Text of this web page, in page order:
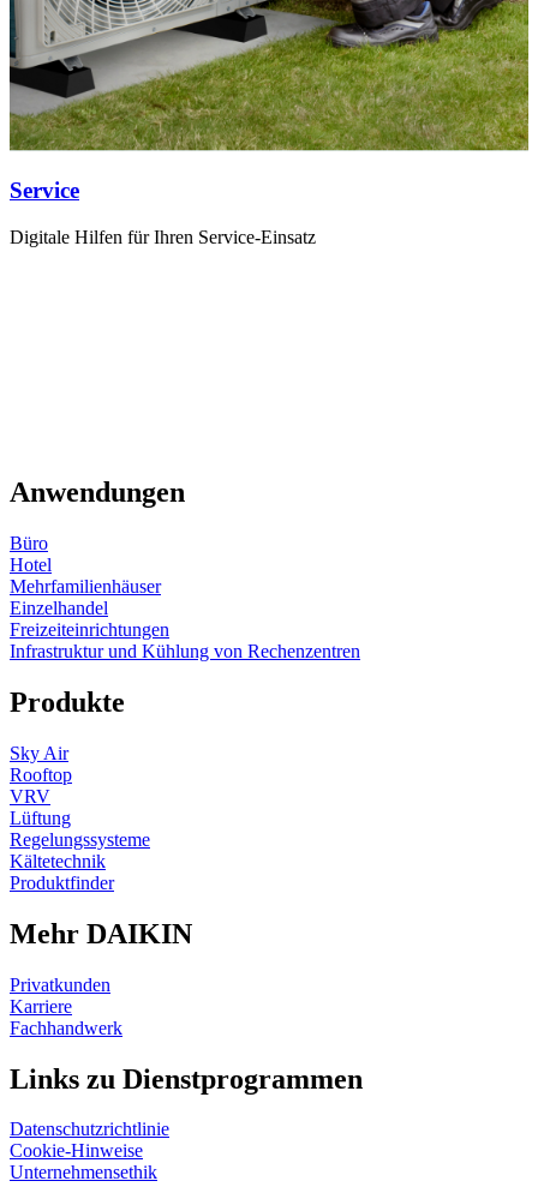
Service
Digitale Hilfen für Ihren Service-Einsatz
Anwendungen
Büro
Hotel
Mehrfamilienhäuser
Einzelhandel
Freizeiteinrichtungen
Infrastruktur und Kühlung von Rechenzentren
Produkte
Sky Air
Rooftop
VRV
Lüftung
Regelungssysteme
Kältetechnik
Produktfinder
Mehr DAIKIN
Privatkunden
Karriere
Fachhandwerk
Links zu Dienstprogrammen
Datenschutzrichtlinie
Cookie-Hinweise
Unternehmensethik